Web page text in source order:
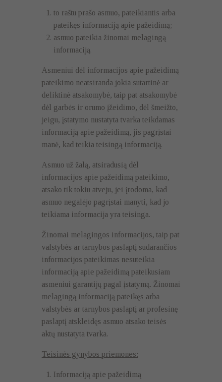
to raštu prašo asmuo, pateikiantis arba
pateikęs informaciją apie pažeidimą;
asmuo pateikia žinomai melagingą
informaciją.
Asmeniui dėl informacijos apie pažeidimą
pateikimo neatsiranda jokia sutartinė ar
deliktinė atsakomybė, taip pat atsakomybė
dėl garbės ir orumo įžeidimo, dėl šmeižto,
jeigu, įstatymo nustatyta tvarka teikdamas
informaciją apie pažeidimą, jis pagrįstai
manė, kad teikia teisingą informaciją.
Asmuo už žalą, atsiradusią dėl
informacijos apie pažeidimą pateikimo,
atsako tik tokiu atveju, jei įrodoma, kad
asmuo negalėjo pagrįstai manyti, kad jo
teikiama informacija yra teisinga.
Žinomai melagingos informacijos, taip pat
valstybės ar tarnybos paslaptį sudarančios
informacijos pateikimas nesuteikia
informaciją apie pažeidimą pateikusiam
asmeniui garantijų pagal įstatymą. Žinomai
melagingą informaciją pateikęs arba
valstybės ar tarnybos paslaptį ar profesinę
paslaptį atskleidęs asmuo atsako teisės
aktų nustatyta tvarka.
Teisinės gynybos priemones:
Informaciją apie pažeidimą